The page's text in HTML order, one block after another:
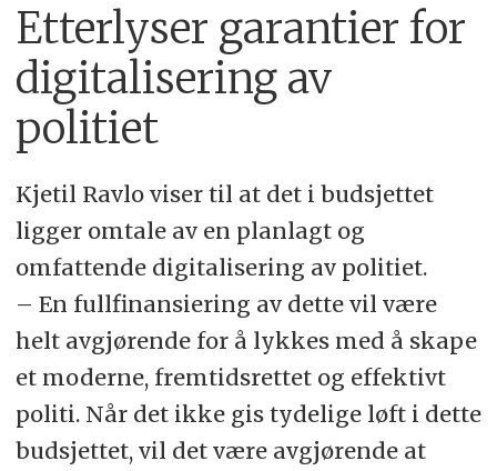
Etterlyser garantier for
digitalisering av
politiet
Kjetil Ravlo viser til at det i budsjettet
ligger omtale av en planlagt og
omfattende digitalisering av politiet.
– En fullfinansiering av dette vil være
helt avgjørende for å lykkes med å skape
et moderne, fremtidsrettet og effektivt
politi. Når det ikke gis tydelige løft i dette
budsjettet, vil det være avgjørende at